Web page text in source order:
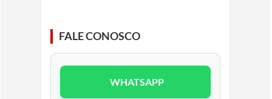
FALE CONOSCO
WHATSAPP